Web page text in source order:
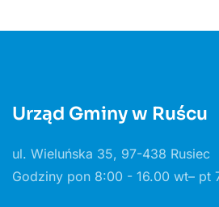
Urząd Gminy w Ruścu
ul. Wieluńska 35, 97-438 Rusiec
Godziny pon 8:00 - 16.00 wt– pt